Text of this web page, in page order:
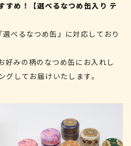
すめ！【選べるなつめ缶入り テ
べるなつめ缶』に対応しており
好みの柄のなつめ缶にお入れし
グしてお届けいたします。